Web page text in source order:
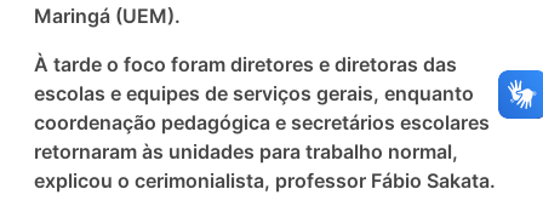
Maringá (UEM).
À tarde o foco foram diretores e diretoras das
escolas e equipes de serviços gerais, enquanto
coordenação pedagógica e secretários escolares
retornaram às unidades para trabalho normal,
explicou o cerimonialista, professor Fábio Sakata.